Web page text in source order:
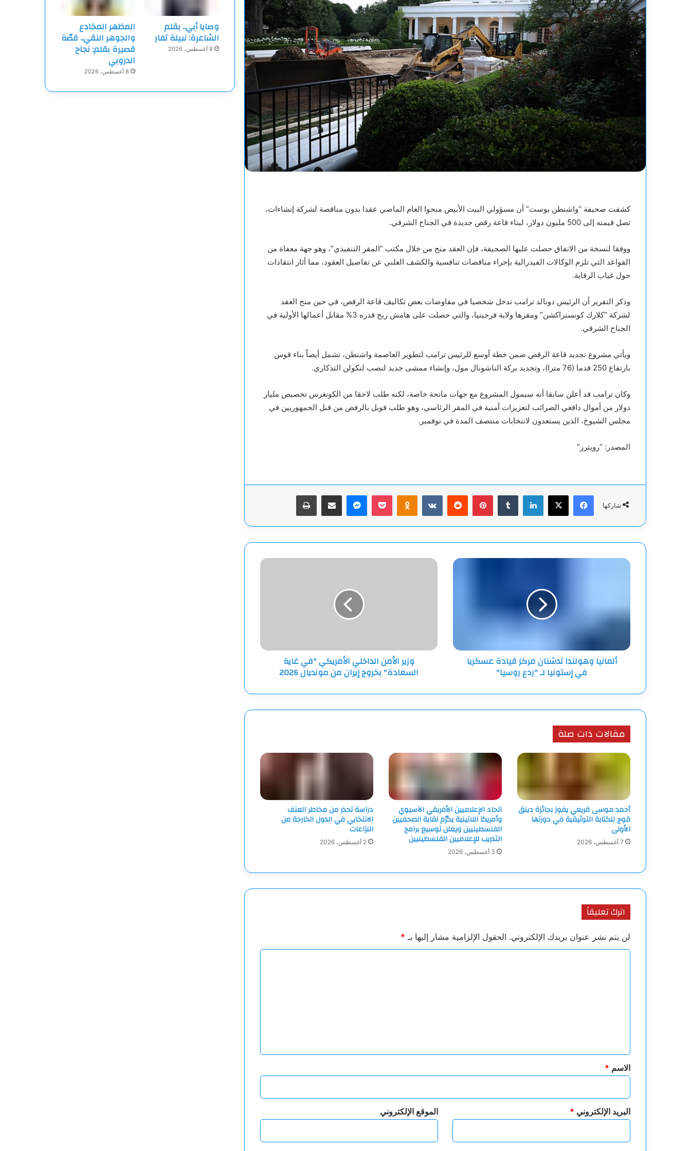
كشفت صحيفة “واشنطن بوست” أن مسؤولي البيت الأبيض منحوا العام الماضي عقدا بدون مناقصة لشركة إنشاءات،
تصل قيمته إلى 500 مليون دولار، لبناء قاعة رقص جديدة في الجناح الشرقي.
ووفقا لنسخة من الاتفاق حصلت عليها الصحيفة، فإن العقد منح من خلال مكتب “المقر التنفيذي”، وهو جهة معفاة من
القواعد التي تلزم الوكالات الفيدرالية بإجراء مناقصات تنافسية والكشف العلني عن تفاصيل العقود، مما أثار انتقادات
حول غياب الرقابة.
وذكر التقرير أن الرئيس دونالد ترامب تدخل شخصيا في مفاوضات بعض تكاليف قاعة الرقص، في حين منح العقد
لشركة “كلارك كونستراكشن” ومقرها ولاية فرجينيا، والتي حصلت على هامش ربح قدره 3% مقابل أعمالها الأولية في
الجناح الشرقي.
ويأتي مشروع تجديد قاعة الرقص ضمن خطة أوسع للرئيس ترامب لتطوير العاصمة واشنطن، تشمل أيضاً بناء قوس
بارتفاع 250 قدما (76 مترا)، وتجديد بركة الناشونال مول، وإنشاء ممشى جديد لنصب لنكولن التذكاري.
وكان ترامب قد أعلن سابقا أنه سيمول المشروع مع جهات مانحة خاصة، لكنه طلب لاحقا من الكونغرس تخصيص مليار
دولار من أموال دافعي الضرائب لتعزيزات أمنية في المقر الرئاسي، وهو طلب قوبل بالرفض من قبل الجمهوريين في
مجلس الشيوخ، الذين يستعدون لانتخابات منتصف المدة في نوفمبر.
المصدر: “رويترز”
شاركها
فيسبوك
‫X لينكدإن بينتيريست Odnoklassniki
‫Pocketماسنجرمشاركة عبر البريد طباعة
ألمانيا
عسكريا
لـ
"ردعألمانيا وهولندا تدشنان مركز قيادة عسكريا
في إستونيا لـ "ردع روسيا"
وزير
إيران
مونديال
وزير الأمن الداخلي الأمريكي "في غاية
السعادة" بخروج إيران من مونديال 2026
مقالات ذات صلة
أحمد موسى قريعي يفوز بجائزة دينق
قوج للكتابة التوثيقية في دورتها
الأولى
7 أغسطس، 2026
اتحاد الإعلاميين الأفريقي الآسيوي
وأمريكا اللاتينية يكرّم نقابة الصحفيين
الفلسطينيين ويعلن توسيع برامج
التدريب للإعلاميين الفلسطينيين
3 أغسطس، 2026
دراسة تحذر من مخاطر العنف
الانتخابي في الدول الخارجة من
النزاعات
2 أغسطس، 2026
اترك تعليقاً
لن يتم نشر عنوان بريدك الإلكتروني. الحقول الإلزامية مشار إليها بـ *
*
الاسم *
البريد الإلكتروني * الموقع الإلكتروني
وصايا أبي.. بقلم
الشاعرة: نبيلة تفار
8 أغسطس، 2026
المظهر المخادع
والجوهر النقي.. قصّة
قصيرة بقلم: نجاح
الدروبي
8 أغسطس، 2026